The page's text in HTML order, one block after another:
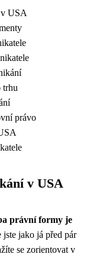
USA
trhu
právo
v USA
právní formy je
jste jako já před pár
se zorientovat v